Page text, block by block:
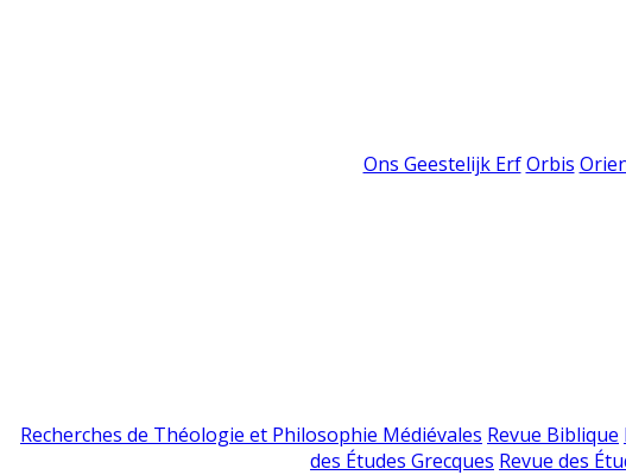
Ons Geestelijk Erf Orbis
Recherches de Théologie et Philosophie Médiévales Revue Biblique
des Études Grecques Revue des